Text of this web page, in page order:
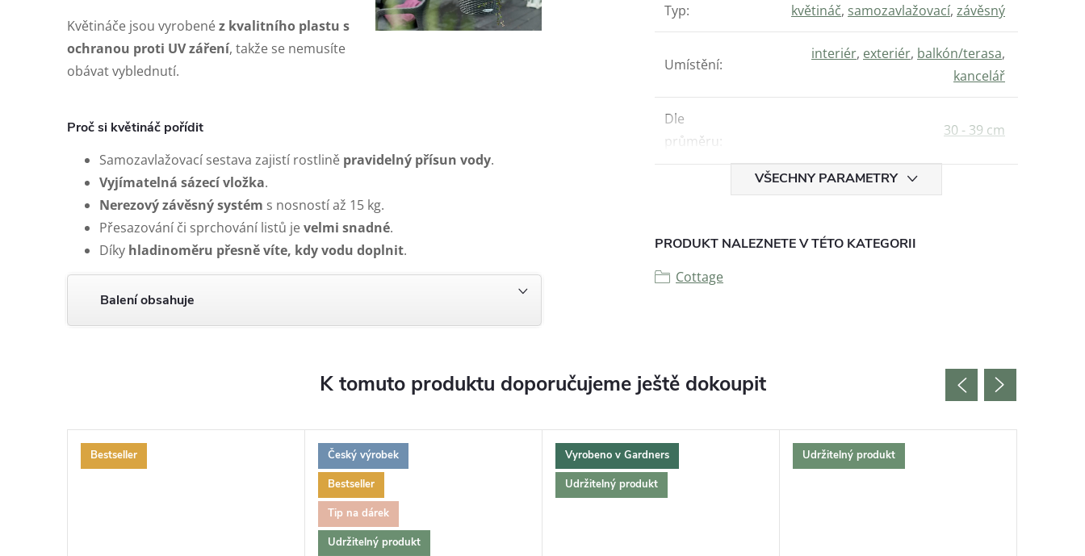
Květináče jsou vyrobenéz kvalitního plastu s
ochranou proti UV záření, takže se nemusíte
obávat vyblednutí.
Proč si květináč pořídit
Samozavlažovací sestava zajistí rostlině pravidelný přísun vody.
Vyjímatelná sázecí vložka.
Nerezový závěsný systém s nosností až 15 kg.
Přesazování či sprchování listů jevelmi snadné.
Díky hladinoměru přesně víte, kdy vodu doplnit.
Balení obsahuje
Typ: květináč, samozavlažovací, závěsný
Umístění:
interiér, exteriér, balkón/terasa,
kancelář
Dle
průměru:
30 - 39 cm
VŠECHNY PARAMETRY
PRODUKT NALEZNETE V TÉTO KATEGORII
Cottage
K tomuto produktu doporučujeme ještě dokoupit
Bestseller
Český výrobek
Bestseller
Tip na dárek
Udržitelný produkt
Vyrobeno v Gardners
Udržitelný produkt
Udržitelný produkt